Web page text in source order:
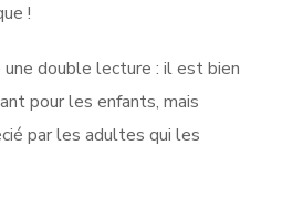
!
double lecture : il est bien
pour les enfants, mais
par les adultes qui les